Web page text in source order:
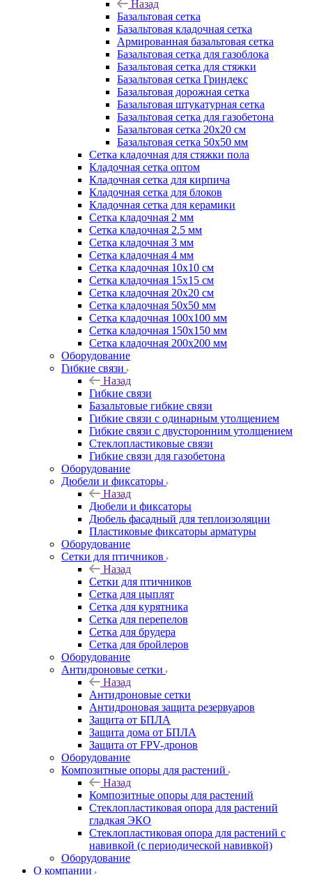
Назад
Базальтовая сетка
Базальтовая кладочная сетка
Армированная базальтовая сетка
Базальтовая сетка для газоблока
Базальтовая сетка для стяжки
Базальтовая сетка Гриндекс
Базальтовая дорожная сетка
Базальтовая штукатурная сетка
Базальтовая сетка для газобетона
Базальтовая сетка 20x20 см
Базальтовая сетка 50x50 мм
Сетка кладочная для стяжки пола
Кладочная сетка оптом
Кладочная сетка для кирпича
Кладочная сетка для блоков
Кладочная сетка для керамики
Сетка кладочная 2 мм
Сетка кладочная 2.5 мм
Сетка кладочная 3 мм
Сетка кладочная 4 мм
Сетка кладочная 10x10 см
Сетка кладочная 15x15 см
Сетка кладочная 20x20 см
Сетка кладочная 50x50 мм
Сетка кладочная 100x100 мм
Сетка кладочная 150x150 мм
Сетка кладочная 200x200 мм
Оборудование
Гибкие связи
Назад
Гибкие связи
Базальтовые гибкие связи
Гибкие связи с одинарным утолщением
Гибкие связи с двусторонним утолщением
Стеклопластиковые связи
Гибкие связи для газобетона
Оборудование
Дюбели и фиксаторы
Назад
Дюбели и фиксаторы
Дюбель фасадный для теплоизоляции
Пластиковые фиксаторы арматуры
Оборудование
Сетки для птичников
Назад
Сетки для птичников
Сетка для цыплят
Сетка для курятника
Сетка для перепелов
Сетка для брудера
Сетка для бройлеров
Оборудование
Антидроновые сетки
Назад
Антидроновые сетки
Антидроновая защита резервуаров
Защита от БПЛА
Защита дома от БПЛА
Защита от FPV-дронов
Оборудование
Композитные опоры для растений
Назад
Композитные опоры для растений
Стеклопластиковая опора для растений
гладкая ЭКО
Стеклопластиковая опора для растений с
навивкой (с периодической навивкой)
Оборудование
О компании